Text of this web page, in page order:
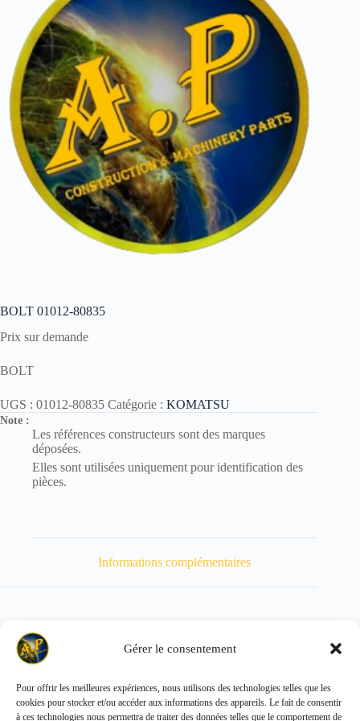
Gérer le consentement
Pour offrir les meilleures expériences, nous utilisons des technologies telles que les
cookies pour stocker et/ou accéder aux informations des appareils. Le fait de consentir
à ces technologies nous permettra de traiter des données telles que le comportement de
BOLT 01012-80835
Prix sur demande
BOLT
UGS : 01012-80835 Catégorie : KOMATSU
Note :
Les références constructeurs sont des marques
déposées.
Elles sont utilisées uniquement pour identification des
pièces.
Informations complémentaires
Poids 19 kg
Copyright © 2026 - ALL PARTS FRANCE SAS